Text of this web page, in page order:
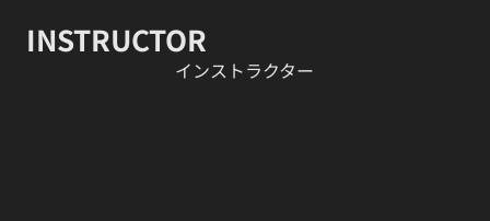
INSTRUCTOR
​インストラクター